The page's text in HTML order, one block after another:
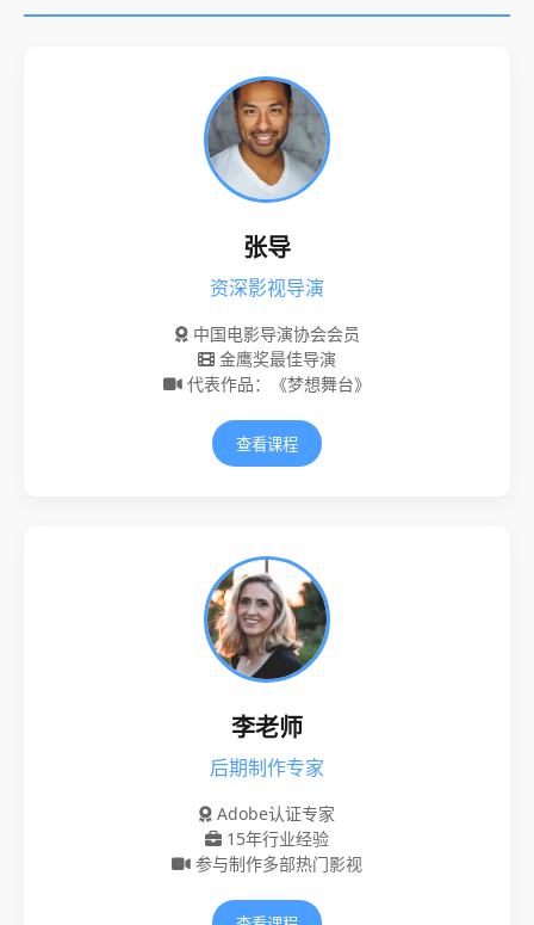
张导
资深影视导演
中国电影导演协会会员
金鹰奖最佳导演
代表作品：《梦想舞台》
查看课程
李老师
后期制作专家
Adobe认证专家
15年行业经验
参与制作多部热门影视